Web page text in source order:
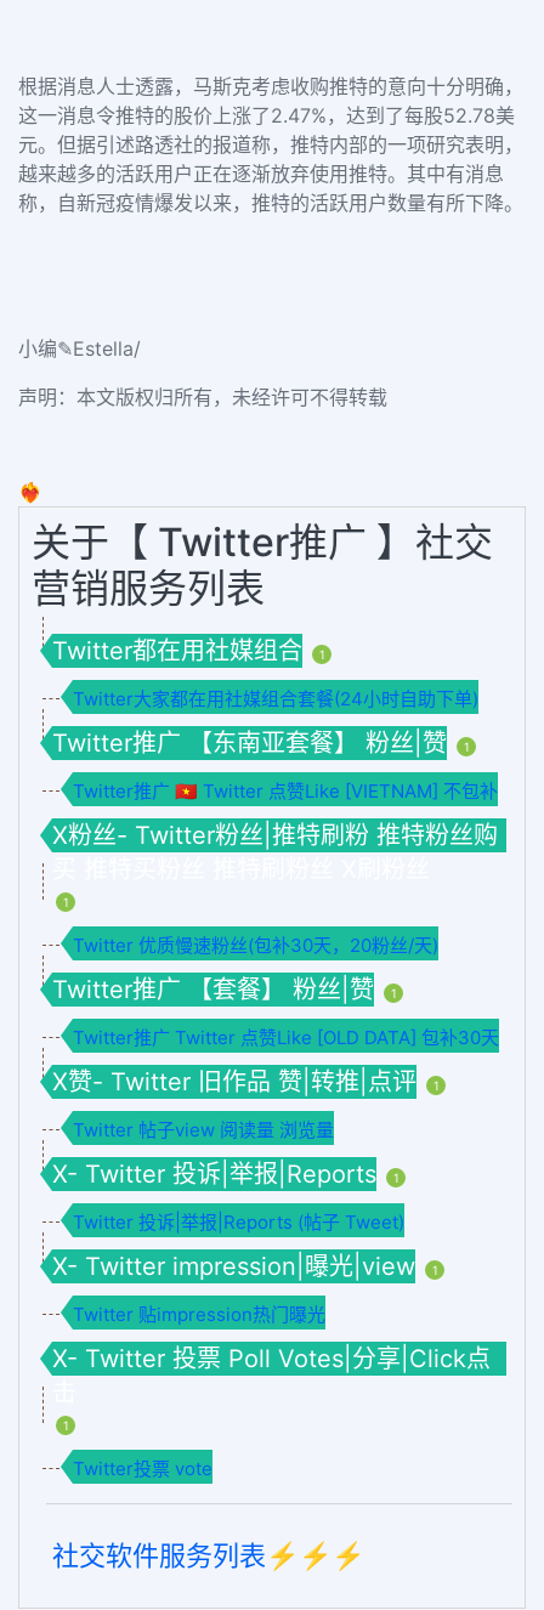
根据消息人士透露，马斯克考虑收购推特的意向十分明确，
这一消息令推特的股价上涨了2.47%，达到了每股52.78美
元。但据引述路透社的报道称，推特内部的一项研究表明，
越来越多的活跃用户正在逐渐放弃使用推特。其中有消息
称，自新冠疫情爆发以来，推特的活跃用户数量有所下降。
小编✎Estella/
声明：本文版权归所有，未经许可不得转载
❤️‍🔥
关于【 Twitter推广 】社交
营销服务列表
Twitter都在用社媒组合 1
Twitter大家都在用社媒组合套餐(24小时自助下单)
Twitter推广 【东南亚套餐】 粉丝|赞 1
Twitter推广 🇻🇳 Twitter 点赞Like [VIETNAM] 不包补
X粉丝- Twitter粉丝|推特刷粉 推特粉丝购
1
Twitter 优质慢速粉丝(包补30天，20粉丝/天)
Twitter推广 【套餐】 粉丝|赞 1
Twitter推广 Twitter 点赞Like [OLD DATA] 包补30天
X赞- Twitter 旧作品 赞|转推|点评 1
Twitter 帖子view 阅读量 浏览量
X- Twitter 投诉|举报|Reports 1
Twitter 投诉|举报|Reports (帖子 Tweet)
X- Twitter impression|曝光|view 1
Twitter 贴impression热门曝光
X- Twitter 投票 Poll Votes|分享|Click点
1
Twitter投票 vote
社交软件服务列表⚡️⚡️⚡️